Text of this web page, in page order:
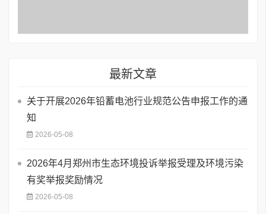
最新文章
关于开展2026年铅蓄电池行业规范公告申报工作的通
知
2026-05-08
2026年4月郑州市生态环境投诉举报受理及环境污染
有奖举报奖励情况
2026-05-08